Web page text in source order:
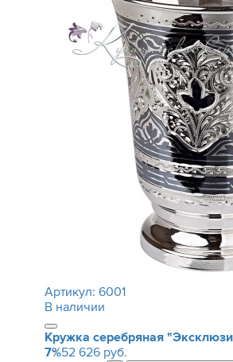
Артикул: 6001
В наличии
Кружка серебряная
7%52 626 руб.